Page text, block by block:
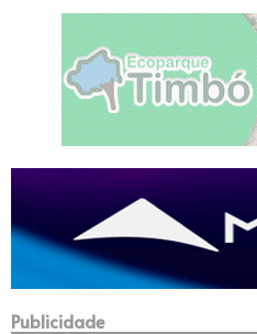
Publicidade